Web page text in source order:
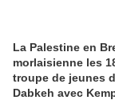
La Palestine en
morlaisienne les
troupe de jeunes
Dabkeh avec